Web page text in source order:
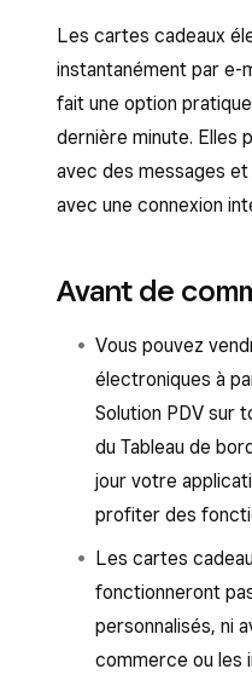
Les cartes cadeaux
instantanément par e-
fait une option
dernière minute. Elles
avec des messages
avec une connexion
Avant de
Vous pouvez
électroniques à
Solution PDV sur
du Tableau de
jour votre
profiter des
Les cartes
fonctionneront
personnalisés, ni
commerce ou les